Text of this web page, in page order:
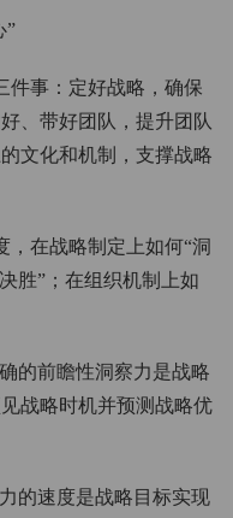
”
件事：定好战略，确保
、带好团队，提升团队
文化和机制，支撑战略
，在战略制定上如何“洞
胜”；在组织机制上如
的前瞻性洞察力是战略
战略时机并预测战略优
的速度是战略目标实现